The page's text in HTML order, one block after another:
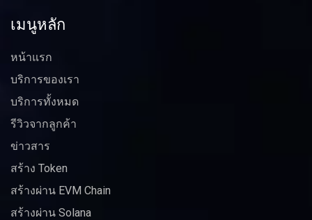
เมนูหลัก
หน้าแรก
บริการของเรา
บริการทั้งหมด
รีวิวจากลูกค้า
ข่าวสาร
สร้าง Token
สร้างผ่าน EVM Chain
สร้างผ่าน Solana